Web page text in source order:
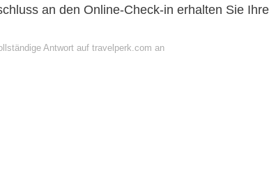
an den Online-Check-in erhalten Sie Ihre
Antwort auf travelperk.com an